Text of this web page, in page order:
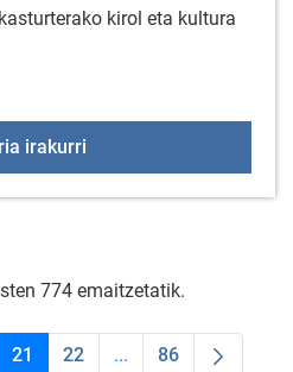
kirol eta kultura
irakurri
774 emaitzetatik.
Pages Use TAB to navigate.
Orrialdea
21 Orrialdea
22 ...Intermediate Pages
Orrialdea
86